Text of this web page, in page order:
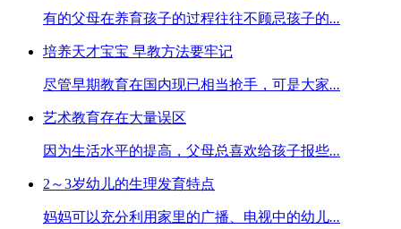
有的父母在养育孩子的过程往往不顾忌孩子的...
培养天才宝宝 早教方法要牢记
尽管早期教育在国内现已相当抢手，可是大家...
艺术教育存在大量误区
因为生活水平的提高，父母总喜欢给孩子报些...
2～3岁幼儿的生理发育特点
妈妈可以充分利用家里的广播、电视中的幼儿...